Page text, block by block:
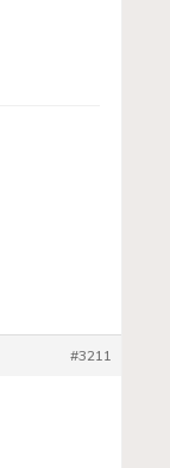
#3211